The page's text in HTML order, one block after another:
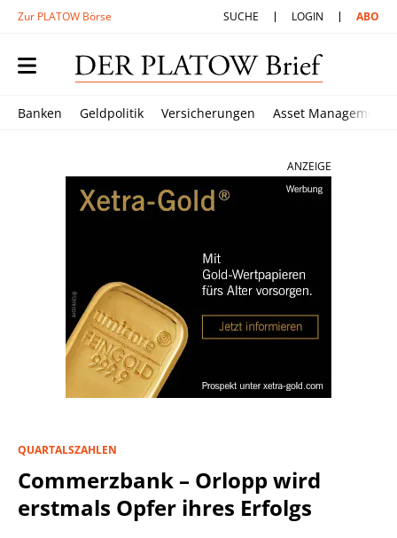
Zur PLATOW Börse SUCHE LOGIN ABO
Banken Geldpolitik Versicherungen Asset Management
ANZEIGE
QUARTALSZAHLEN
Commerzbank – Orlopp wird
erstmals Opfer ihres Erfolgs